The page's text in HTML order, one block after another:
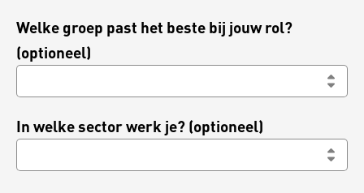
Welke groep past het beste bij jouw rol?
(optioneel)
In welke sector werk je? (optioneel)